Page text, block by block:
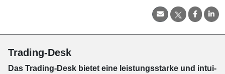
Trading-Desk
Das Trading-Desk bie­tet eine leis­tungs­star­ke und in­tui­